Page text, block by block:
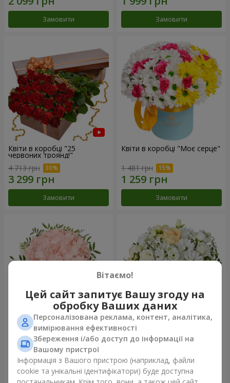
Замовити Замовити
Квіти в коробці "25
червоних троянд!"
4 713 грн
Замовити
Квіти в коробці "Моє серце"
1 481 грн
Замовити
Квіти в коробці "Рожевий
опал"
1 427 грн
Замовити
Квіти у коробці "Білий шовк"
Замовити
Вітаємо!
Цей сайт запитує Вашу згоду на
обробку Ваших даних
Персоналізована реклама, контент, аналітика,
вимірювання ефективності
Збереження і/або доступ до інформації на
Вашому пристрої
Інформація з Вашого пристрою (наприклад, файли
cookie та унікальні ідентифікатори) буде доступна